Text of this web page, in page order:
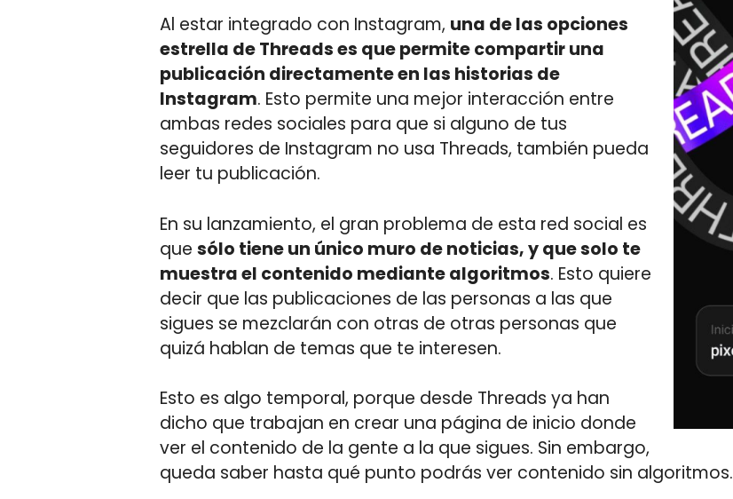
Al estar integrado con Instagram, una de las opciones
estrella de Threads es que permite compartir una
publicación directamente en las historias de
Instagram. Esto permite una mejor interacción entre
ambas redes sociales para que si alguno de tus
seguidores de Instagram no usa Threads, también pueda
leer tu publicación.
En su lanzamiento, el gran problema de esta red social es
quesólo tiene un único muro de noticias, y que solo te
muestra el contenido mediante algoritmos. Esto quiere
decir que las publicaciones de las personas a las que
sigues se mezclarán con otras de otras personas que
quizá hablan de temas que te interesen.
Esto es algo temporal, porque desde Threads ya han
dicho que trabajan en crear una página de inicio donde
ver el contenido de la gente a la que sigues. Sin embargo,
queda saber hasta qué punto podrás ver contenido sin algoritmos.